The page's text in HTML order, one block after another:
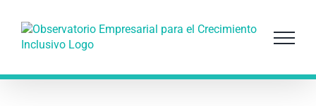
contenido